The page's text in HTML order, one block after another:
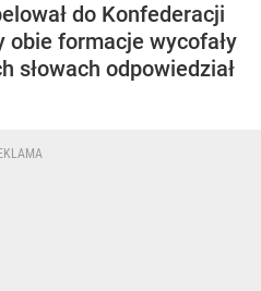
do Konfederacji
obie formacje wycofały
słowach odpowiedział